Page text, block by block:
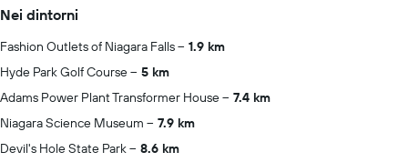
Nei dintorni
Fashion Outlets of Niagara Falls
1.9 km
Hyde Park Golf Course
5 km
Adams Power Plant Transformer House
7.4 km
Niagara Science Museum
7.9 km
Devil's Hole State Park
8.6 km